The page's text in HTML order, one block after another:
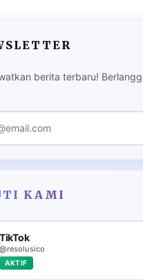
berita terbaru!
KAMI
TikTok
@resolusico
AKTIF